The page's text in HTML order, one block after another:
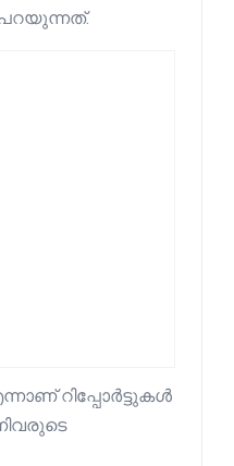
റിപ്പോർട്ടുകൾ